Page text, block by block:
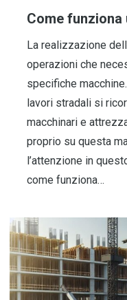
Come
La realizzazione
operazioni che
specifiche
lavori stradali si
macchinari e
proprio su questa
l’attenzione in
come funziona…